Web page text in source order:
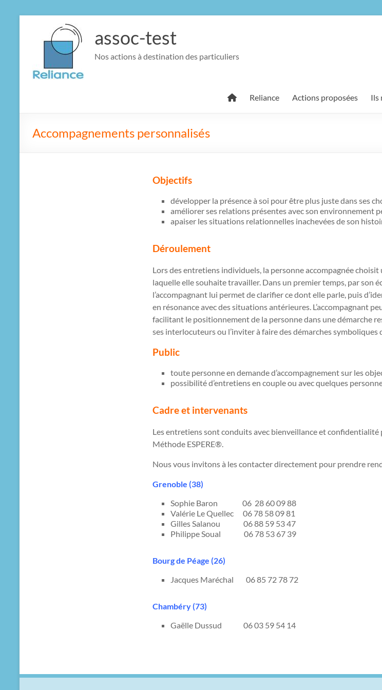
contenu
assoc-test
Nos actions à destination des particuliers
Reliance Actions proposées Ils
Accompagnements personnalisés
Objectifs
développer la présence à soi pour être plus juste dans ses
améliorer ses relations présentes avec son environnement
apaiser les situations relationnelles inachevées de son
Déroulement
Lors des entretiens individuels, la personne accompagnée
laquelle elle souhaite travailler. Dans un premier temps, par son
l’accompagnant lui permet de clarifier ce dont elle parle, puis
en résonance avec des situations antérieures. L’accompagnant
facilitant le positionnement de la personne dans une démarche
ses interlocuteurs ou l’inviter à faire des démarches symboliques
Public
toute personne en demande d’accompagnement sur les
possibilité d’entretiens en couple ou avec quelques
Cadre et intervenants
Les entretiens sont conduits avec bienveillance et confidentialité
Méthode ESPERE®.
Nous vous invitons à les contacter directement pour prendre
Grenoble (38)
Sophie Baron 06 28 60 09 88
Valérie Le Quellec 06 78 58 09 81
Gilles Salanou 06 88 59 53 47
Philippe Soual 06 78 53 67 39
Bourg de Péage (26)
Jacques Maréchal 06 85 72 78 72
Chambéry (73)
Gaëlle Dussud 06 03 59 54 14